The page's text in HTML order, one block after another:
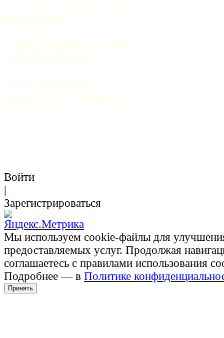
массовых коммуникаций 06
августа 2009 г.
Главный редактор — Грачев
Сергей Викторович.
Почта: mail@5uglov.ru
Тел. 8 (812) 274-35-25 (c 12.00
до 18.00)
12+
Войти
|
Зарегистрироваться
Мы используем cookie-файлы для
предоставляемых услуг. Продолжая
соглашаетесь с правилами использования
Подробнее — в Политике
Принять